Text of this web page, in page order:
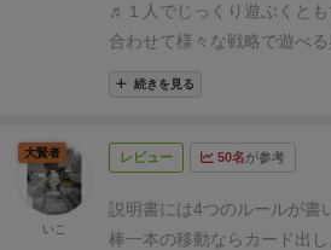
♬︎１人でじっくり遊ぶくとも
合わせて様々な戦略で遊べる
簡単なルールでは
にカードが出せれば出し
す！プレイ時間は25分😊
続きを見る
レビュー 50名が参考
説明書には4つのルールが書
棒一本の移動ならカード出
大賢者
いこ